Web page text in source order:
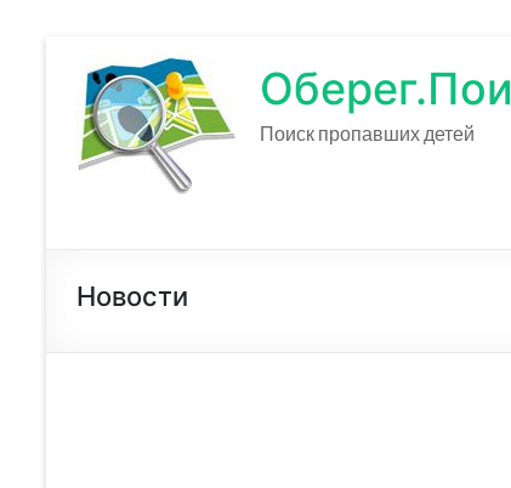
Поиск пропавших детей
Новости